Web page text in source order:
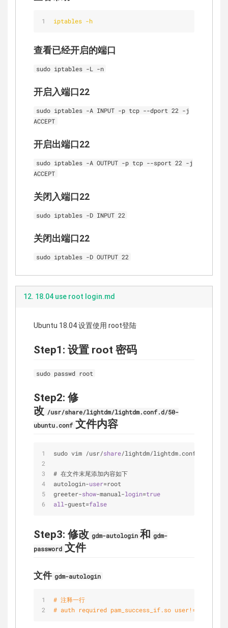
iptables -h
查看已经开启的端口
sudo iptables -L -n
开启入端口22
sudo iptables -A INPUT -p tcp --dport 22 -j
ACCEPT
开启出端口22
sudo iptables -A OUTPUT -p tcp --sport 22 -j
ACCEPT
关闭入端口22
sudo iptables -D INPUT 22
关闭出端口22
sudo iptables -D OUTPUT 22
12. 18.04 use root login.md
Ubuntu 18.04 设置使用 root登陆
Step1: 设置 root 密码
sudo passwd root
Step2: 修
改 /usr/share/lightdm/lightdm.conf.d/50-
ubuntu.conf 文件内容
sudo vim /usr/share/lightdm/lightdm.conf.d/
# 在文件末尾添加内容如下
autologin-user=root
greeter-show-manual-login=true
all-guest=false
Step3: 修改 gdm-autologin 和 gdm-
password 文件
文件 gdm-autologin
# 注释一行
# auth required pam_success_if.so user!=root